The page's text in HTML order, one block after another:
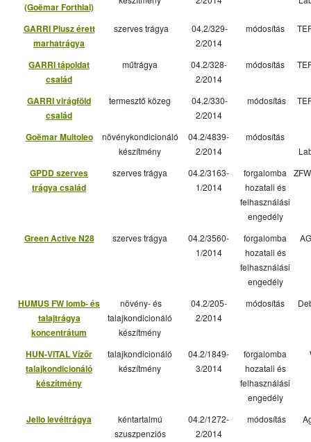
(Goëmar Forthial)
GARRI Plusz érett
marhatrágya
szerves trágya
04.2/329-
2/2014
módosítás
GARRI tápoldat
család
műtrágya
04.2/328-
2/2014
módosítás
GARRI virágföld
család
termesztő közeg
04.2/330-
2/2014
módosítás
Goëmar Multoleo
növénykondicionáló
készítmény
04.2/4839-
2/2014
módosítás
GPDD szerves
trágya család
szerves trágya
04.2/3163-
1/2014
forgalomba
hozatali és
felhasználási
engedély
Green Active N28 szerves trágya
04.2/3560-
1/2014
forgalomba
hozatali és
felhasználási
engedély
HUMUS FW lomb- és
talajtrágya
koncentrátum
növény- és
talajkondicionáló
készítmény
04.2/205-
2/2014
módosítás
HUN-VITAL Vízőr
talajkondicionáló
készítmény
talajkondicionáló
készítmény
04.2/1849-
3/2014
forgalomba
hozatali és
felhasználási
engedély
Jello levéltrágya
kéntartalmú
szuszpenziós
04.2/1272-
2/2014
módosítás